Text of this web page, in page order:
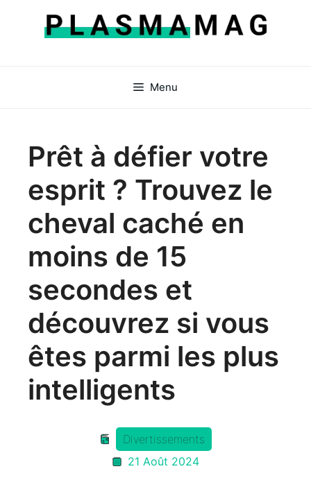
Menu
Prêt à défier votre
esprit ? Trouvez le
cheval caché en
moins de 15
secondes et
découvrez si vous
êtes parmi les plus
intelligents
Divertissements
21 Août 2024